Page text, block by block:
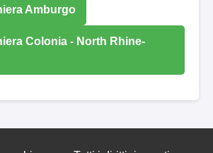
Amburgo
Colonia - North Rhine-